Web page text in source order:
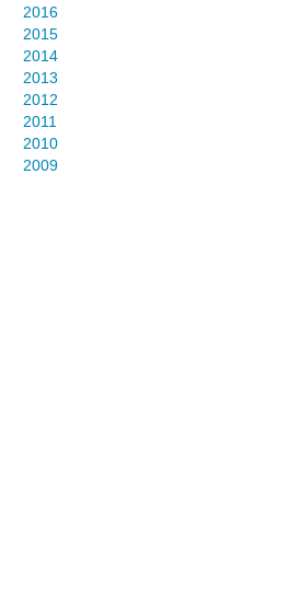
2016
2015
2014
2013
2012
2011
2010
2009